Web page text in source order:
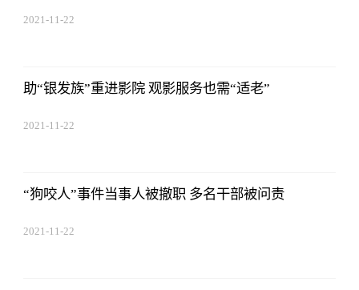
2021-11-22
助“银发族”重进影院 观影服务也需“适老”
2021-11-22
“狗咬人”事件当事人被撤职 多名干部被问责
2021-11-22